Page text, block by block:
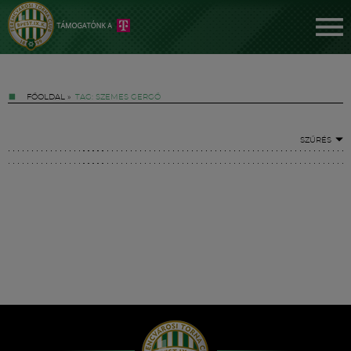
FŐOLDAL » TAG: SZEMES GERGŐ
SZŰRÉS
Hírek